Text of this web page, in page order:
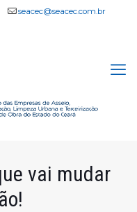
seacec@seacec.com.br
vai mudar